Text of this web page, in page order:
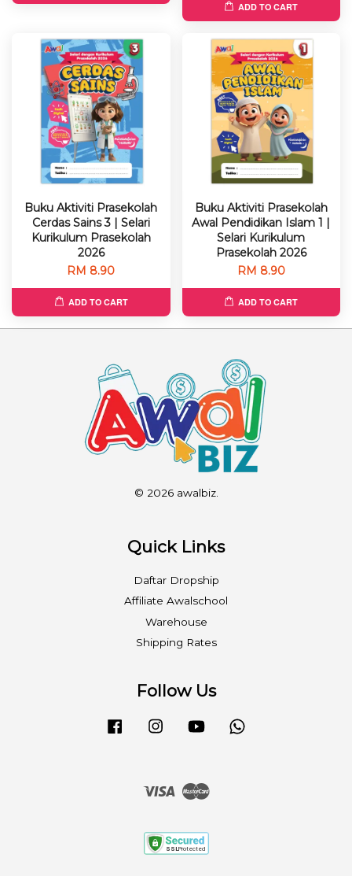
ADD TO CART
Buku Aktiviti Prasekolah
Cerdas Sains 3 | Selari
Kurikulum Prasekolah
2026
RM 8.90
ADD TO CART
Buku Aktiviti Prasekolah
Awal Pendidikan Islam 1 |
Selari Kurikulum
Prasekolah 2026
RM 8.90
ADD TO CART
© 2026 awalbiz.
Quick Links
Daftar Dropship
Affiliate Awalschool
Warehouse
Shipping Rates
Follow Us
FacebookInstagramYouTube
Visa Master